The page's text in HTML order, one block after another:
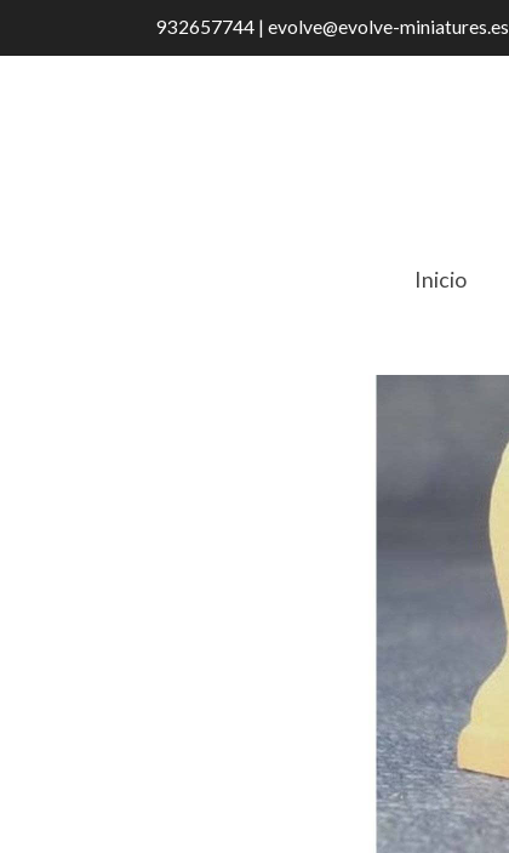
932657744 | evolve@evolve-miniatures.es
Inicio